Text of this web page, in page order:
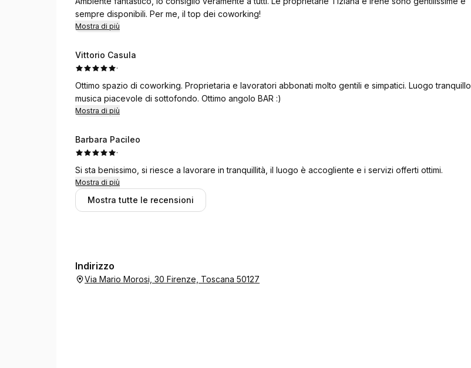
sempre disponibili. Per me, il top dei coworking!
Mostra di più
Vittorio Casula
·
Ottimo spazio di coworking. Proprietaria e lavoratori abbonati molto gentili e simpatici. Luogo tranquillo,
musica piacevole di sottofondo. Ottimo angolo BAR :)
Mostra di più
Barbara Pacileo
·
Si sta benissimo, si riesce a lavorare in tranquillità, il luogo è accogliente e i servizi offerti ottimi.
Mostra di più
Mostra tutte le recensioni
Indirizzo
Via Mario Morosi, 30 Firenze, Toscana 50127